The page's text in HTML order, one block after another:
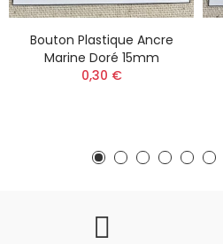
Bouton Plastique Ancre
Marine Doré 15mm
0,30 €